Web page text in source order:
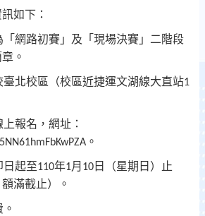
如下：
「網路初賽」及「現場決賽」二階段
。
臺北校區（校區近捷運文湖線大直站1
報名，網址：
。
日起至110年1月 10 日（星期日）止
滿截止）。